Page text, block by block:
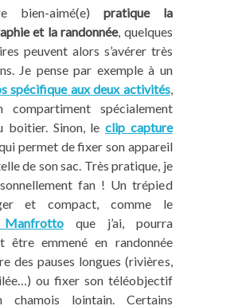
bien-aimé(e) pratique la
et la randonnée, quelques
peuvent alors s’avérer très
Je pense par exemple à un
spécifique aux deux activités,
compartiment spécialement
boitier. Sinon, le clip capture
permet de fixer son appareil
de son sac. Très pratique, je
fan ! Un trépied
et compact, comme le
que j’ai, pourra
être emmené en randonnée
des pauses longues (rivières,
ou fixer son téléobjectif
chamois lointain. Certains